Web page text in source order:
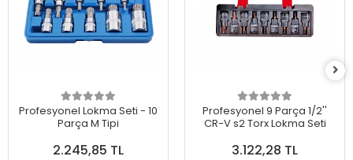
Profesyonel Lokma Seti - 10
Parça M Tipi
2.245,85 TL
Profesyonel 9 Parça 1/2''
CR-V s2 Torx Lokma Seti
3.122,28 TL